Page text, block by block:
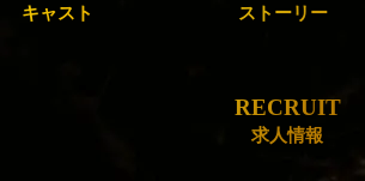
キャスト ストーリー
RECRUIT
求人情報